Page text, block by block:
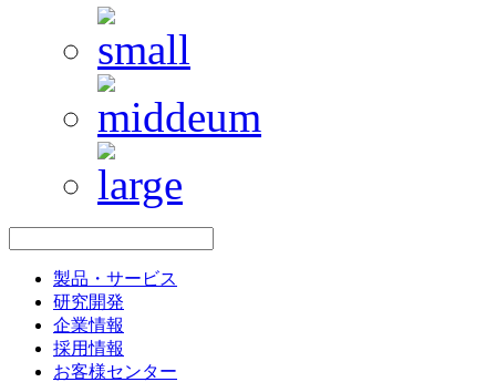
製品・サービス
研究開発
企業情報
採用情報
お客様センター